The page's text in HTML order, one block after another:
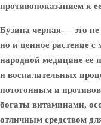
противопоказанием к
Бузина черная — это
но и ценное растение
народной медицине ее
и воспалительных
потогонным и
богаты витаминами,
отличным средством